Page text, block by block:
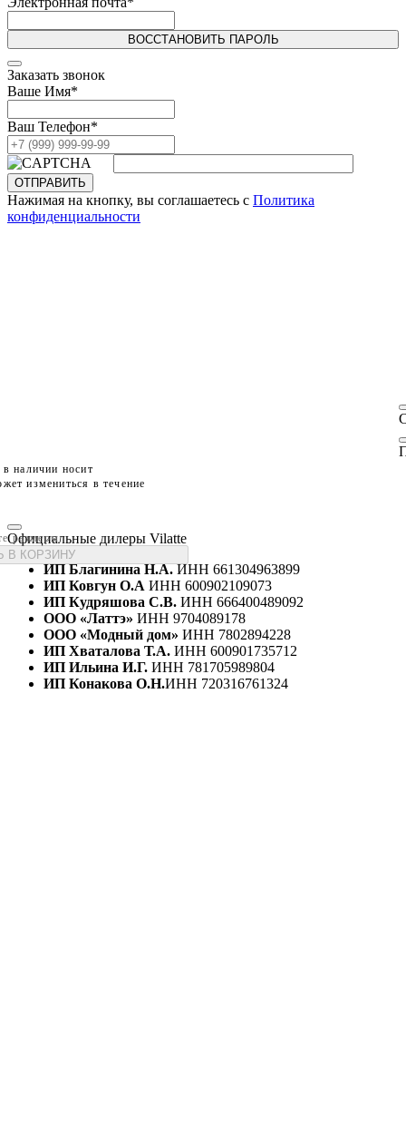
ВОССТАНОВИТЬ ПАРОЛЬ
Заказать звонок
Ваше Имя*
Ваш Телефон*
ОТПРАВИТЬ
Нажимая на кнопку, вы соглашаетесь с Политика
конфиденциальности
наличии носит
измениться в течение
размеры
В КОРЗИНУ
Официальные дилеры Vilatte
ИП Благинина Н.А.ИНН 661304963899
ИП Ковгун О.А ИНН 600902109073
ИП Кудряшова С.В. ИНН 666400489092
ООО «Латтэ» ИНН 9704089178
ООО «Модный дом» ИНН 7802894228
ИП Хваталова Т.А. ИНН 600901735712
ИП Ильина И.Г. ИНН 781705989804
ИП Конакова О.Н.ИНН 720316761324